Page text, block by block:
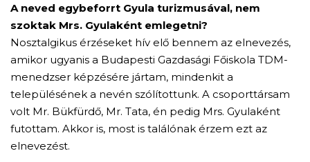
A neved egybeforrt Gyula turizmusával, nem
szoktak Mrs. Gyulaként emlegetni?
Nosztalgikus érzéseket hív elő bennem az elnevezés,
amikor ugyanis a Budapesti Gazdasági Főiskola TDM-
menedzser képzésére jártam, mindenkit a
településének a nevén szólítottunk. A csoporttársam
volt Mr. Bükfürdő, Mr. Tata, én pedig Mrs. Gyulaként
futottam. Akkor is, most is találónak érzem ezt az
elnevezést.